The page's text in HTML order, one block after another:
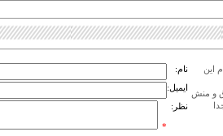
این
و منش
نام:
ایمیل:
نظر:
*